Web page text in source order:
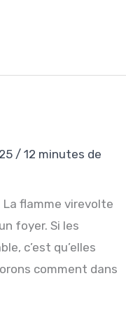
/ 12 minutes de
La flamme virevolte
foyer. Si les
c’est qu’elles
comment dans